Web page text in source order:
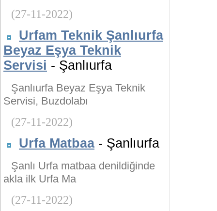
(27-11-2022)
Urfam Teknik Şanlıurfa
Beyaz Eşya Teknik
Servisi - Şanlıurfa
Şanlıurfa Beyaz Eşya Teknik
Servisi, Buzdolabı
(27-11-2022)
Urfa Matbaa- Şanlıurfa
Şanlı Urfa matbaa denildiğinde
akla ilk Urfa Ma
(27-11-2022)